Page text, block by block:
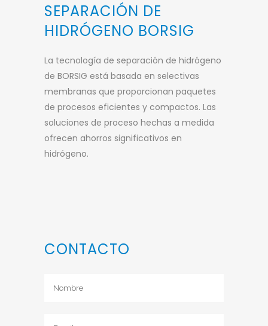
SEPARACIÓN DE
HIDRÓGENO BORSIG
La tecnología de separación de hidrógeno
de BORSIG está basada en selectivas
membranas que proporcionan paquetes
de procesos eficientes y compactos. Las
soluciones de proceso hechas a medida
ofrecen ahorros significativos en
hidrógeno.
CONTACTO